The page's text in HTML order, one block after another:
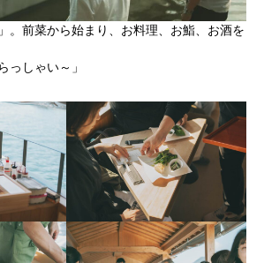
。前菜から始まり、お料理、お鮨、お酒を
っしゃい～」